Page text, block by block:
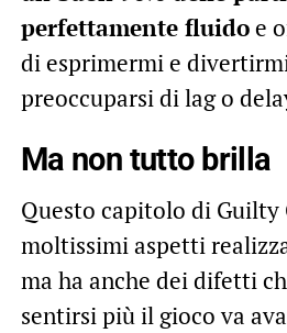
perfettamente fluidoe
di esprimermi e
preoccuparsi di lag o
Ma non tutto brilla
Questo capitolo di Guilty
moltissimi aspetti
ma ha anche dei difetti
sentirsi più il gioco va